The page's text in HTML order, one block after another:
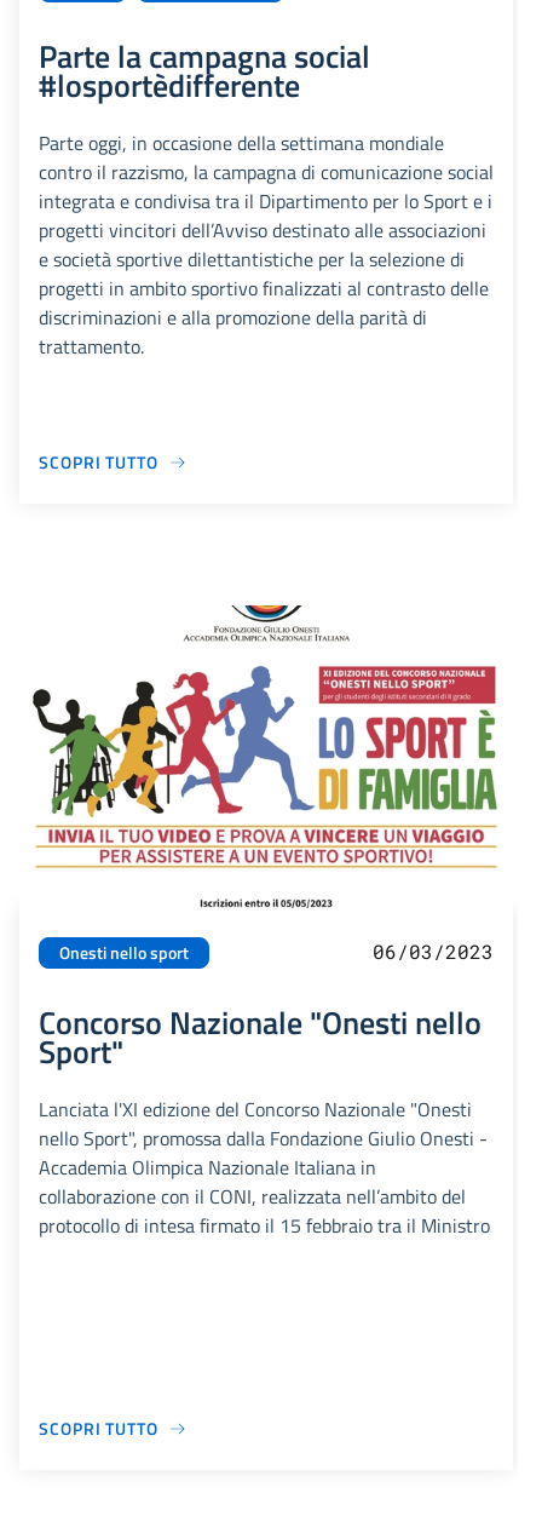
Parte la campagna social
#losportèdifferente
Parte oggi, in occasione della settimana mondiale
contro il razzismo, la campagna di comunicazione social
integrata e condivisa tra il Dipartimento per lo Sport e i
progetti vincitori dell’Avviso destinato alle associazioni
e società sportive dilettantistiche per la selezione di
progetti in ambito sportivo finalizzati al contrasto delle
discriminazioni e alla promozione della parità di
trattamento.
SCOPRI TUTTO
Onesti nello sport 06/03/2023
Concorso Nazionale "Onesti nello
Sport"
Lanciata l'XI edizione del Concorso Nazionale "Onesti
nello Sport", promossa dalla Fondazione Giulio Onesti -
Accademia Olimpica Nazionale Italiana in
collaborazione con il CONI, realizzata nell’ambito del
protocollo di intesa firmato il 15 febbraio tra il Ministro
SCOPRI TUTTO